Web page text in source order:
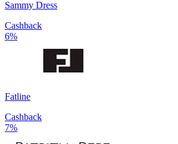
Sammy Dress
Cashback
6%
Fatline
Cashback
7%